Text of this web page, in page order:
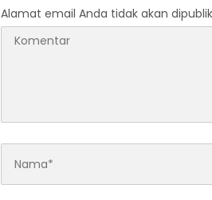
Alamat email Anda tidak akan